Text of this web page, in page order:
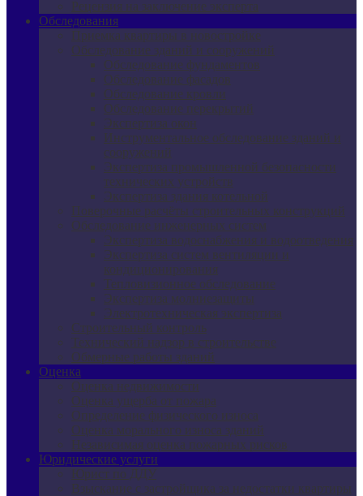
Рецензия на заключение эксперта
Обследования
Приемка квартиры в новостройке
Обследование зданий и сооружений
Обследование фундаментов
Обследование фасадов
Обследование кровли
Обследование перекрытий
Экспертиза окон
Инструментальное обследование зданий и
сооружений
Экспертиза промышленной безопасности
технических устройств
Экспертиза здания котельной
Поверочные расчёты строительных конструкций
Обследование инженерных систем
Экспертиза водоснабжения и водоотведения
Экспертиза систем вентиляции и
кондиционирования
Тепловизионное обследование
Экспертиза молниезащиты
Электротехническая экспертиза
Строительный контроль
Технический надзор в строительстве
Обмерные работы зданий
Оценка
Оценка недвижимости
Оценка ущерба от пожара
Определение физического износа
Оценка морального износа зданий
Независимая оценка пожарных рисков
Юридические услуги
Юрист по ДДУ
Взыскание с застройщика за недостатки квартиры